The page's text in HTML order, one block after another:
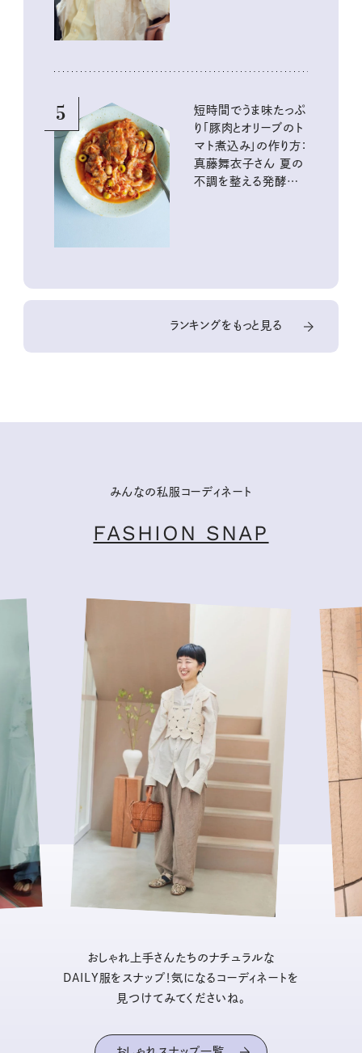
5
短時間でうま味たっぷ
り「豚肉とオリーブのト
マト煮込み」の作り方：
真藤舞衣子さん 夏の
不調を整える発酵レ
ランキングをもっと見る
みんなの私服コーディネート
FASHION SNAP
おしゃれ上手さんたちのナチュラルな
DAILY服をスナップ！気になるコーディネートを
見つけてみてくださいね。